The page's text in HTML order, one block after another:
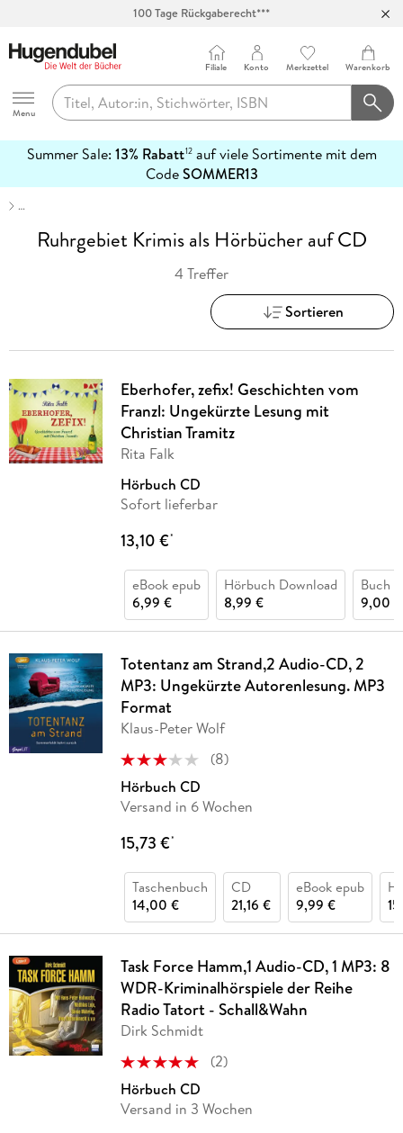
100 Tage Rückgaberecht***
Hugendubel
Menu
Filiale Konto Merkzettel Warenkorb
Summer Sale: 13% Rabatt12auf viele Sortimente mit dem
CodeSOMMER13
erfahren
…
Ruhrgebiet Krimis als Hörbücher auf CD
4 Treffer
Sortieren
Eberhofer, zefix! Geschichten vom
Franzl: Ungekürzte Lesung mit
Christian Tramitz
Rita Falk
Hörbuch CD
Sofort lieferbar
13,10 €*
eBook epub
6,99 €
Hörbuch Download
8,99 €
Buch
9,00 €
Totentanz am Strand,2 Audio-CD, 2
MP3: Ungekürzte Autorenlesung. MP3
Format
Klaus-Peter Wolf
(8)
Hörbuch CD
Versand in 6 Wochen
15,73 €*
Taschenbuch
14,00 €
CD
21,16 €
eBook epub
9,99 €
Task Force Hamm,1 Audio-CD, 1 MP3: 8
WDR-Kriminalhörspiele der Reihe
Radio Tatort - Schall&Wahn
Dirk Schmidt
(2)
Hörbuch CD
Versand in 3 Wochen